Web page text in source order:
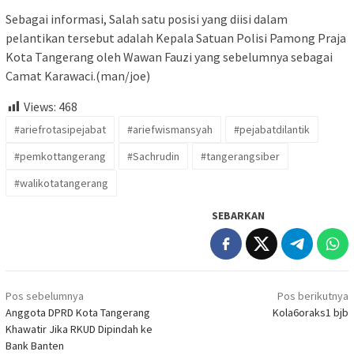
Sebagai informasi, Salah satu posisi yang diisi dalam
pelantikan tersebut adalah Kepala Satuan Polisi Pamong Praja
Kota Tangerang oleh Wawan Fauzi yang sebelumnya sebagai
Camat Karawaci.(man/joe)
Views: 468
#ariefrotasipejabat #ariefwismansyah
#pejabatdilantik
#pemkottangerang
#Sachrudin
#tangerangsiber
#walikotatangerang
SEBARKAN
Navigasi
pos
Pos sebelumnya
Anggota DPRD Kota Tangerang
Khawatir Jika RKUD Dipindah ke
Bank Banten
Pos berikutnya
Kola6oraks1 bjb